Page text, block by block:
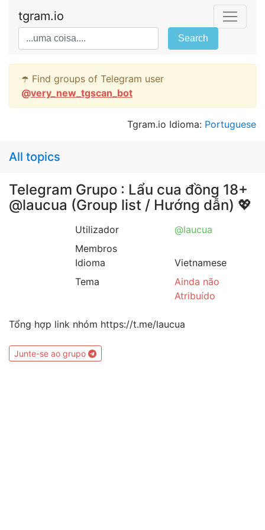
tgram.io
Search
☂️ Find groups of Telegram user
@very_new_tgscan_bot
Tgram.io Idioma: Portuguese
All topics
Telegram Grupo : Lẩu cua đồng 18+
@laucua (Group list / Hướng dẫn) 💖
Utilizador
@laucua
Membros
Idioma
Vietnamese
Tema
Ainda não
Atribuído
Tổng hợp link nhóm https://t.me/laucua
Junte-se ao grupo